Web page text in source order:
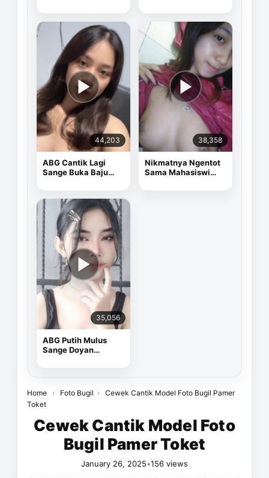
44,203
ABG Cantik Lagi
Sange Buka Baju
38,358
Nikmatnya Ngentot
Sama Mahasiswi
35,056
ABG Putih Mulus
Sange Doyan
Home › Foto Bugil › Cewek Cantik Model Foto Bugil Pamer
Toket
Cewek Cantik Model Foto
Bugil Pamer Toket
January 26, 2025•156 views